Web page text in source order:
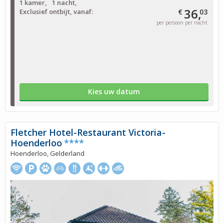
1 kamer
1 nacht
Exclusief ontbijt, vanaf:
€ 36,03
per persoon per nacht
Kies uw datum
Fletcher Hotel-Restaurant Victoria-
Hoenderloo ****
Hoenderloo, Gelderland